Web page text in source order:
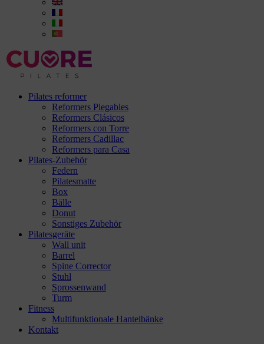
Pilates reformer
Reformers Plegables
Reformers Clásicos
Reformers con Torre
Reformers Cadillac
Reformers para Casa
Pilates-Zubehör
Federn
Pilatesmatte
Box
Bälle
Donut
Sonstiges Zubehör
Pilatesgeräte
Wall unit
Barrel
Spine Corrector
Stuhl
Sprossenwand
Turm
Fitness
Multifunktionale Hantelbänke
Kontakt